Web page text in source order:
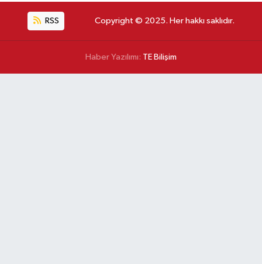
RSS Copyright © 2025. Her hakkı saklıdır.
Haber Yazılımı: TE Bilişim